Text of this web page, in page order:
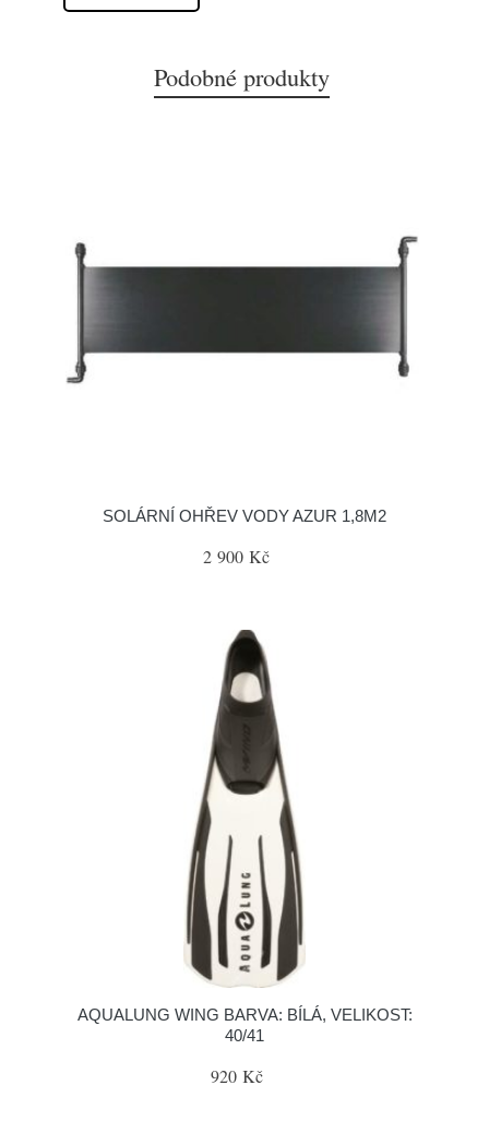
Podobné produkty
SOLÁRNÍ OHŘEV VODY AZUR 1,8M2
2 900 Kč
AQUALUNG WING BARVA: BÍLÁ, VELIKOST:
40/41
920 Kč